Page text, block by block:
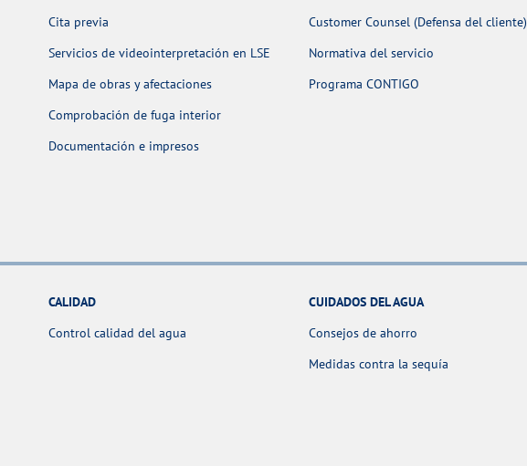
Cita previa
Servicios de videointerpretación en LSE
Mapa de obras y afectaciones
Comprobación de fuga interior
Documentación e impresos
Customer Counsel (Defensa del cliente)
Normativa del servicio
Programa CONTIGO
CALIDAD
Control calidad del agua
CUIDADOS DEL AGUA
Consejos de ahorro
Medidas contra la sequía